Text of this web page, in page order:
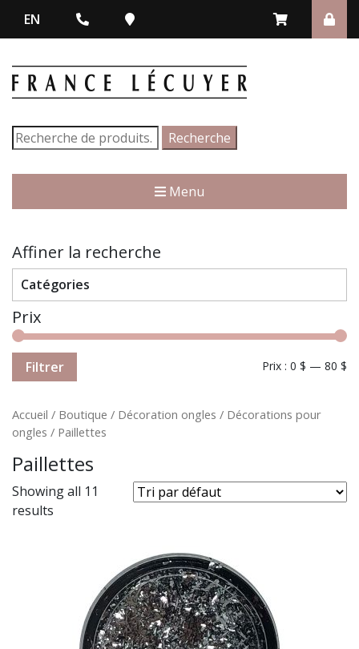
EN
Recherche
pour :
Recherche
Menu
Affiner la recherche
Catégories
Prix
Filtrer Prix : 0 $ — 80 $
Accueil / Boutique / Décoration ongles / Décorations pour
ongles / Paillettes
Paillettes
Showing all 11
results